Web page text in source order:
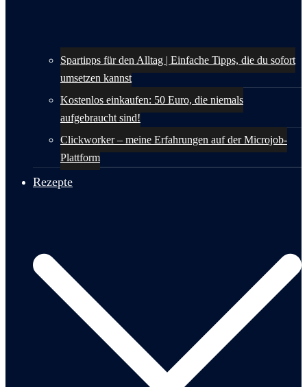
Spartipps für den Alltag | Einfache Tipps, die du sofort
umsetzen kannst
Kostenlos einkaufen: 50 Euro, die niemals
aufgebraucht sind!
Clickworker – meine Erfahrungen auf der Microjob-
Plattform
Rezepte